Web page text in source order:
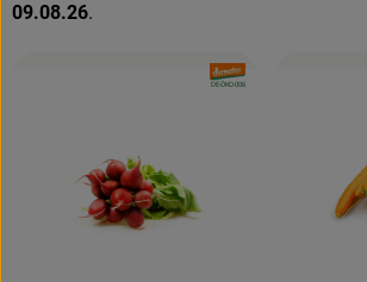
09.08.26.
, Verband:
, Kontrollstelle:
DE-ÖKO-006